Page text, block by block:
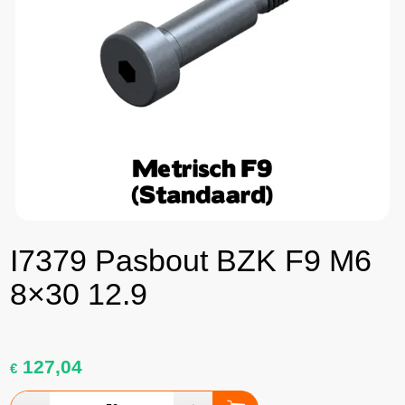
I7379 Pasbout BZK F9 M6
8×30 12.9
€ 127,04